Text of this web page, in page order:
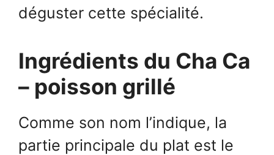
déguster cette spécialité.
Ingrédients du Cha Ca
– poisson grillé
Comme son nom l’indique, la
partie principale du plat est le